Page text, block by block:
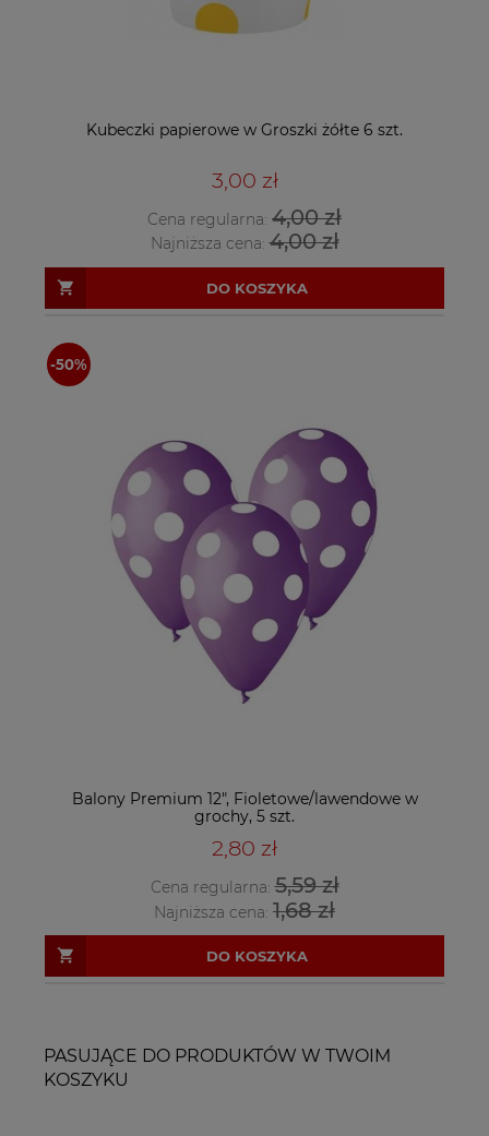
Kubeczki papierowe w Groszki żółte 6 szt.
3,00 zł
Cena regularna: 4,00 zł
Najniższa cena:4,00 zł
DO KOSZYKA
Balony Premium 12", Fioletowe/lawendowe w
grochy, 5 szt.
2,80 zł
Cena regularna:5,59 zł
Najniższa cena: 1,68 zł
DO KOSZYKA
PASUJĄCE DO PRODUKTÓW W TWOIM
KOSZYKU